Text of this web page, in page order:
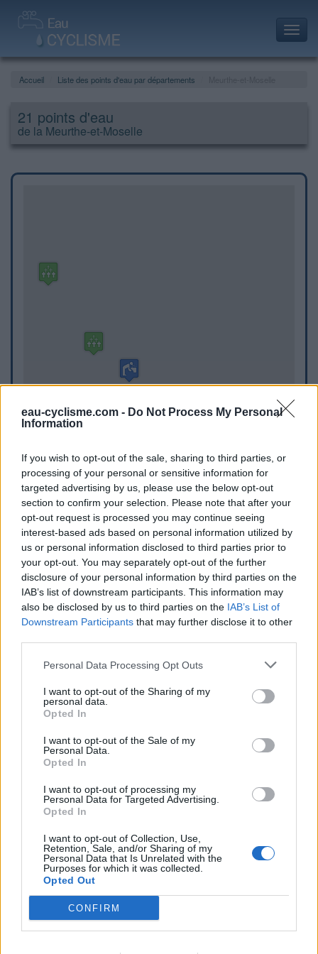
eau-cyclisme.com - Do Not Process My Personal
Information
If you wish to opt-out of the sale, sharing to third parties, or
processing of your personal or sensitive information for
targeted advertising by us, please use the below opt-out
section to confirm your selection. Please note that after your
opt-out request is processed you may continue seeing
interest-based ads based on personal information utilized by
us or personal information disclosed to third parties prior to
your opt-out. You may separately opt-out of the further
disclosure of your personal information by third parties on the
IAB’s list of downstream participants. This information may
also be disclosed by us to third parties on the IAB’s List of
Downstream Participants that may further disclose it to other
Personal Data Processing Opt Outs
I want to opt-out of the Sharing of my
personal data.
Opted In
I want to opt-out of the Sale of my
Personal Data.
Opted In
I want to opt-out of processing my
Personal Data for Targeted Advertising.
Opted In
I want to opt-out of Collection, Use,
Retention, Sale, and/or Sharing of my
Personal Data that Is Unrelated with the
Purposes for which it was collected.
Opted Out
CONFIRM
Accueil Liste des points d'eau par départements
21 points d'eau
de la Meurthe-et-Moselle
WC publics
WC de Custines
Cimetière d'Avillers
Cimetière d'Azelot
Fontaine du 338° RI à Badonviller
Cimetière de Bouxières sous Froidmont
Cimetière de Chavigny
Cimetière de Frolois
Fontaine de Laître-sous-Amance
Cimetière de Lamath
Cimetière de Laneuveville-Devant-Nancy
Robinet de Mignéville
Robinet de Millery